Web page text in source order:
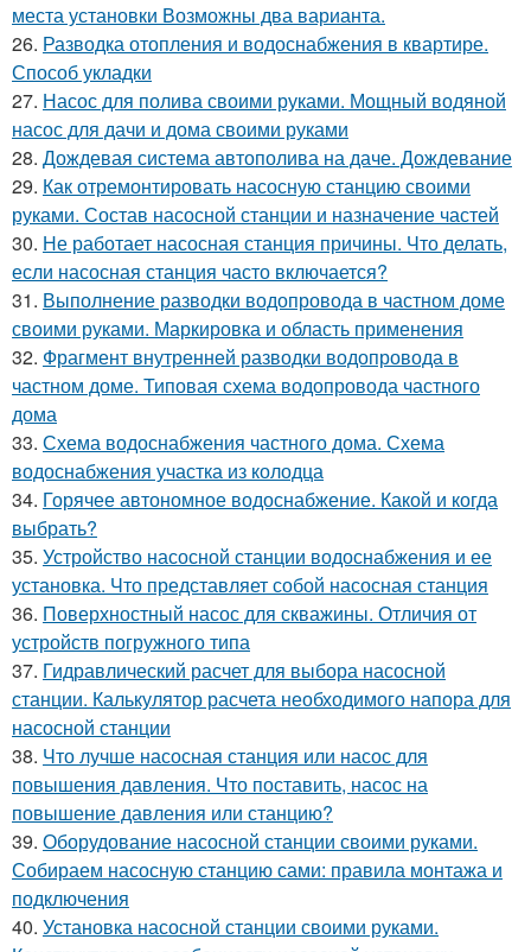
места установки Возможны два варианта.
26. Разводка отопления и водоснабжения в квартире.
Способ укладки
27. Насос для полива своими руками. Мощный водяной
насос для дачи и дома своими руками
28. Дождевая система автополива на даче. Дождевание
29. Как отремонтировать насосную станцию своими
руками. Состав насосной станции и назначение частей
30. Не работает насосная станция причины. Что делать,
если насосная станция часто включается?
31. Выполнение разводки водопровода в частном доме
своими руками. Маркировка и область применения
32. Фрагмент внутренней разводки водопровода в
частном доме. Типовая схема водопровода частного
дома
33. Схема водоснабжения частного дома. Схема
водоснабжения участка из колодца
34. Горячее автономное водоснабжение. Какой и когда
выбрать?
35. Устройство насосной станции водоснабжения и ее
установка. Что представляет собой насосная станция
36. Поверхностный насос для скважины. Отличия от
устройств погружного типа
37. Гидравлический расчет для выбора насосной
станции. Калькулятор расчета необходимого напора для
насосной станции
38. Что лучше насосная станция или насос для
повышения давления. Что поставить, насос на
повышение давления или станцию?
39. Оборудование насосной станции своими руками.
Собираем насосную станцию сами: правила монтажа и
подключения
40. Установка насосной станции своими руками.